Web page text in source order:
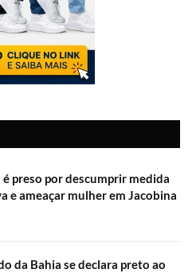
é preso por descumprir medida
e ameaçar mulher em Jacobina
da Bahia se declara preto ao